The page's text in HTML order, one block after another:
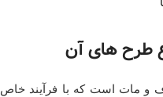
طرح های آن
و مات است که با فرآیند خاص